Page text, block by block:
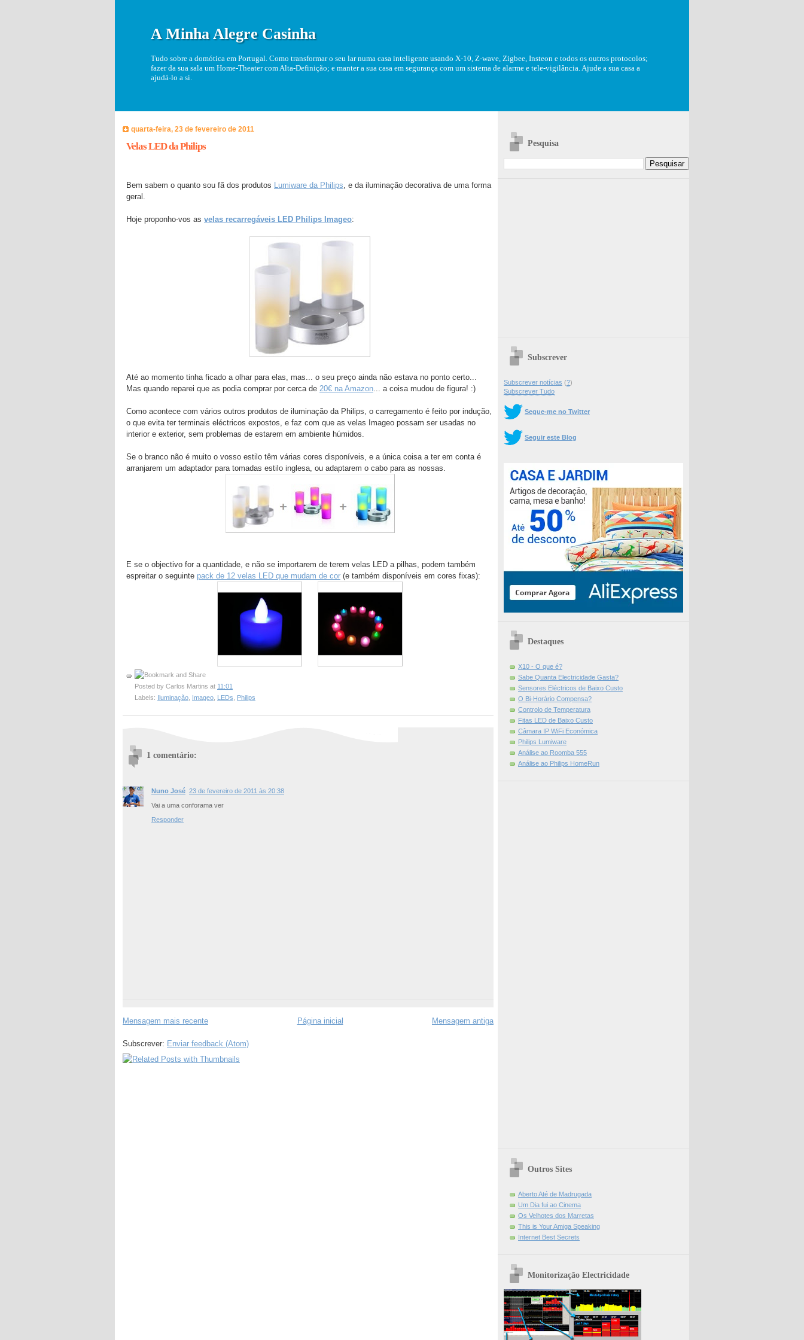
A Minha Alegre Casinha
Tudo sobre a domótica em Portugal. Como transformar o seu lar numa casa inteligente usando X-10, Z-wave, Zigbee, Insteon e todos os outros protocolos;
fazer da sua sala um Home-Theater com Alta-Definição; e manter a sua casa em segurança com um sistema de alarme e tele-vigilância. Ajude a sua casa a
ajudá-lo a si.
quarta-feira, 23 de fevereiro de 2011
Velas LED da Philips
Bem sabem o quanto sou fã dos produtos Lumiware da Philips, e da iluminação decorativa de uma forma
geral.
Hoje proponho-vos as velas recarregáveis LED Philips Imageo:
Até ao momento tinha ficado a olhar para elas, mas... o seu preço ainda não estava no ponto certo...
Mas quando reparei que as podia comprar por cerca de 20€ na Amazon... a coisa mudou de figura! :)
Como acontece com vários outros produtos de iluminação da Philips, o carregamento é feito por indução,
o que evita ter terminais eléctricos expostos, e faz com que as velas Imageo possam ser usadas no
interior e exterior, sem problemas de estarem em ambiente húmidos.
Se o branco não é muito o vosso estilo têm várias cores disponíveis, e a única coisa a ter em conta é
arranjarem um adaptador para tomadas estilo inglesa, ou adaptarem o cabo para as nossas.
E se o objectivo for a quantidade, e não se importarem de terem velas LED a pilhas, podem também
espreitar o seguinte pack de 12 velas LED que mudam de cor (e também disponíveis em cores fixas):
Posted by Carlos Martins at 11:01
Labels:
Iluminação, Imageo, LEDs, Philips
1 comentário:
Nuno José 23 de fevereiro de 2011 às 20:38
Vai a uma conforama ver
Responder
Mensagem mais recente Mensagem antiga
Página inicial
Subscrever: Enviar feedback (Atom)
Pesquisa
Subscrever
Subscrever notícias (?)
Subscrever Tudo
Segue-me no Twitter
Seguir este Blog
Destaques
X10 - O que é?
Sabe Quanta Electricidade Gasta?
Sensores Eléctricos de Baixo Custo
O Bi-Horário Compensa?
Controlo de Temperatura
Fitas LED de Baixo Custo
Câmara IP WiFi Económica
Philips Lumiware
Análise ao Roomba 555
Análise ao Philips HomeRun
Outros Sites
Aberto Até de Madrugada
Um Dia fui ao Cinema
Os Velhotes dos Marretas
This is Your Amiga Speaking
Internet Best Secrets
Monitorização Electricidade